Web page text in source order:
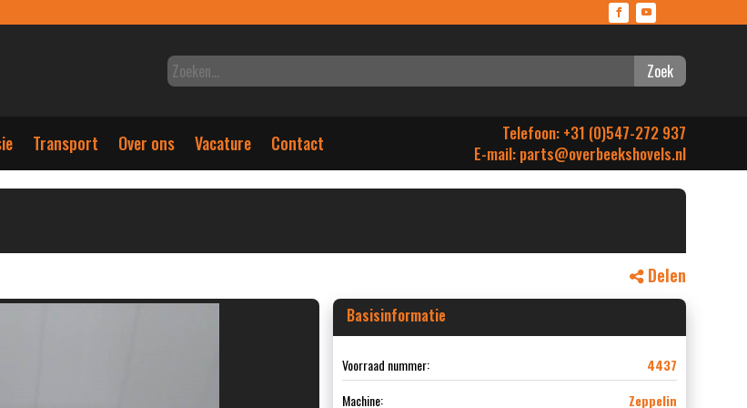
Zoek
Transport Over ons Vacature Contact
Telefoon: +31 (0)547-272 937
E-mail: parts@overbeekshovels.nl
Delen
Basisinformatie
Voorraad nummer:
4437
Machine:
Zeppelin